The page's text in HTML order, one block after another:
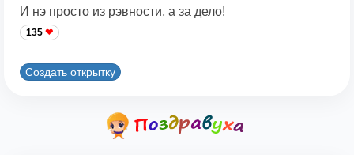
И нэ просто из рэвности, а за дело!
135
Создать открытку